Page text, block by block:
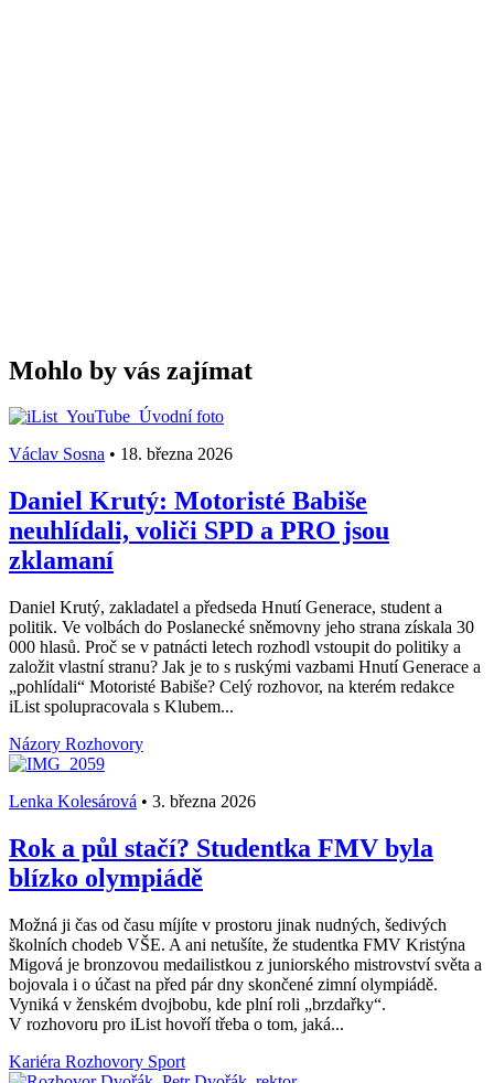
Mohlo by vás zajímat
Václav Sosna • 18. března 2026
Daniel Krutý: Motoristé Babiše
neuhlídali, voliči SPD a PRO jsou
zklamaní
Daniel Krutý, zakladatel a předseda Hnutí Generace, student a
politik. Ve volbách do Poslanecké sněmovny jeho strana získala 30
000 hlasů. Proč se v patnácti letech rozhodl vstoupit do politiky a
založit vlastní stranu? Jak je to s ruskými vazbami Hnutí Generace a
„pohlídali“ Motoristé Babiše? Celý rozhovor, na kterém redakce
iList spolupracovala s Klubem...
Názory Rozhovory
Lenka Kolesárová • 3. března 2026
Rok a půl stačí? Studentka FMV byla
blízko olympiádě
Možná ji čas od času míjíte v prostoru jinak nudných, šedivých
školních chodeb VŠE. A ani netušíte, že studentka FMV Kristýna
Migová je bronzovou medailistkou z juniorského mistrovství světa a
bojovala i o účast na před pár dny skončené zimní olympiádě.
Vyniká v ženském dvojbobu, kde plní roli „brzdařky“.
V rozhovoru pro iList hovoří třeba o tom, jaká...
Kariéra Rozhovory Sport